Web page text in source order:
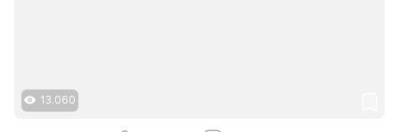
13.060